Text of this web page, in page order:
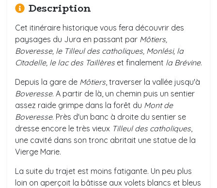
Description
Cet itinéraire historique vous fera découvrir des
paysages du Jura en passant par Môtiers,
Boveresse, le Tilleul des catholiques, Monlési, la
Citadelle, le lac des Taillèreset finalement la Brévine.
Depuis la gare de Môtiers, traverser la vallée jusqu'à
Boveresse. A partir de là, un chemin puis un sentier
assez raide grimpe dans la forêt du Mont de
Boveresse. Près d'un banc à droite du sentier se
dresse encore le très vieux Tilleul des catholiques,
une cavité dans son tronc abritait une statue de la
Vierge Marie.
La suite du trajet est moins fatigante. Un peu plus
loin on aperçoit la bâtisse aux volets blancs et bleus